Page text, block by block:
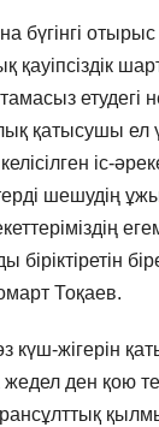
бүгінгі
қауіпсіздік
етудегі
ел үшін
іс-
шешудің
Тоқаев.
күш-жігерін
ден қою